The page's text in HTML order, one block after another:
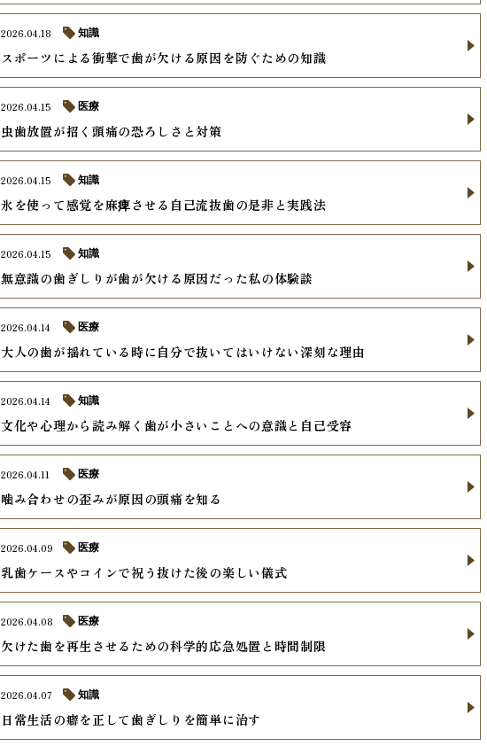
スポーツによる衝撃で歯が欠ける原因を防ぐための知識
2026.04.18 知識
虫歯放置が招く頭痛の恐ろしさと対策
2026.04.15 医療
氷を使って感覚を麻痺させる自己流抜歯の是非と実践法
2026.04.15 知識
無意識の歯ぎしりが歯が欠ける原因だった私の体験談
2026.04.15 知識
大人の歯が揺れている時に自分で抜いてはいけない深刻な理由
2026.04.14 医療
文化や心理から読み解く歯が小さいことへの意識と自己受容
2026.04.14 知識
噛み合わせの歪みが原因の頭痛を知る
2026.04.11 医療
乳歯ケースやコインで祝う抜けた後の楽しい儀式
2026.04.09 医療
欠けた歯を再生させるための科学的応急処置と時間制限
2026.04.08 医療
日常生活の癖を正して歯ぎしりを簡単に治す
2026.04.07 知識